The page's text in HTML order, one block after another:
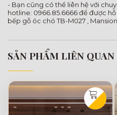
- Bạn cũng có thể liên hệ với
hotline: 0966.85.6666 để được
bếp gỗ óc chó TB-M027 ,
SẢN PHẨM LIÊN QUAN